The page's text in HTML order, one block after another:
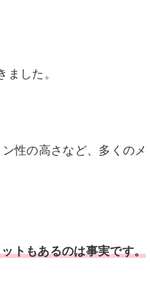
した。
性の高さなど、多くのメ
トもあるのは事実です。